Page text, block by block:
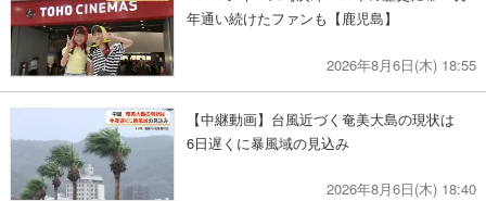
年通い続けたファンも【鹿児島】
2026年8月6日(木) 18:55
【中継動画】台風近づく奄美大島の現状は
6日遅くに暴風域の見込み
2026年8月6日(木) 18:40